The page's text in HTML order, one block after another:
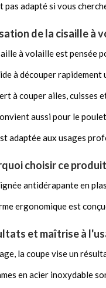
pas adapté si vous
de la cisaille à
à volaille est pensée
à découper
à couper ailes, cuisses
aussi pour le
adaptée aux usages
choisir ce produit
antidérapante en
ergonomique est
et maîtrise à
la coupe vise un
en acier inoxydable